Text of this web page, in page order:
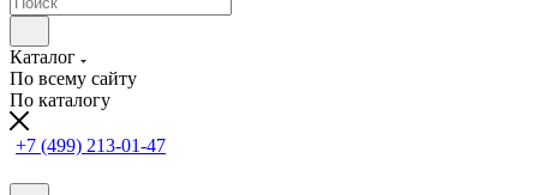
Каталог
По всему сайту
По каталогу
+7 (499) 213-01-47